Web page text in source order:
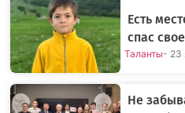
Есть
спас
Таланты- 23
Не